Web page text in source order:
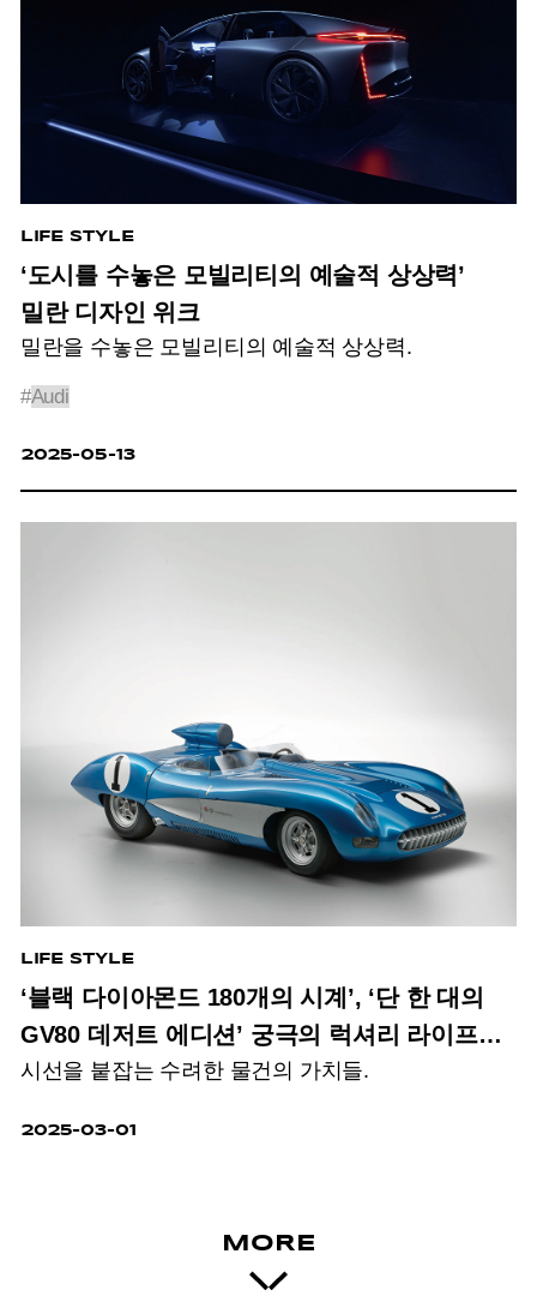
LIFE STYLE
‘도시를 수놓은 모빌리티의 예술적 상상력’
밀란 디자인 위크
밀란을 수놓은 모빌리티의 예술적 상상력.
#Audi
2025-05-13
LIFE STYLE
‘블랙 다이아몬드 180개의 시계’, ‘단 한 대의
GV80 데저트 에디션’ 궁극의 럭셔리 라이프
아이템?
시선을 붙잡는 수려한 물건의 가치들.
2025-03-01
MORE